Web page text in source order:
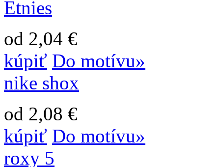
Etnies
od 2,04 €
kúpiť Do motívu»
nike shox
od 2,08 €
kúpiť Do motívu»
roxy 5